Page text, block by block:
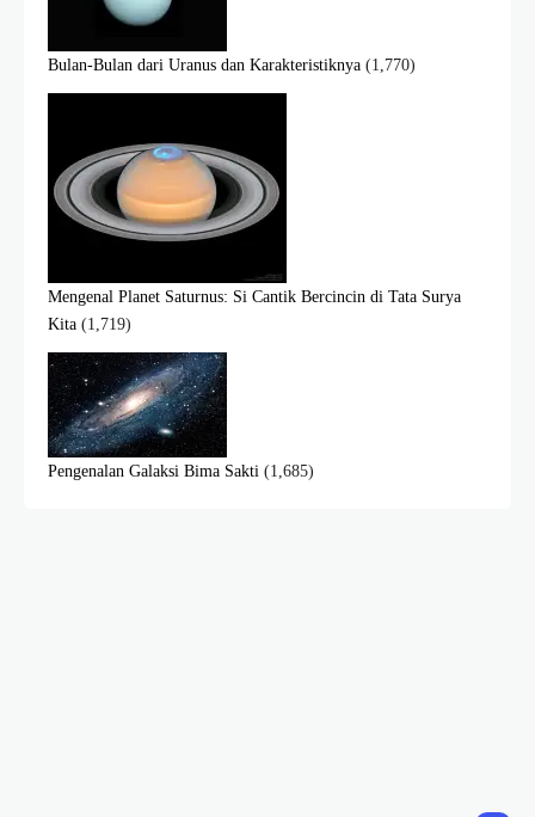
Bulan-Bulan dari Uranus dan Karakteristiknya (1,770)
Mengenal Planet Saturnus: Si Cantik Bercincin di Tata Surya
Kita (1,719)
Pengenalan Galaksi Bima Sakti (1,685)